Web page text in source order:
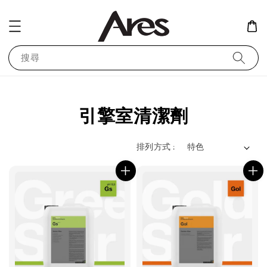
搜尋
引擎室清潔劑
排列方式 :